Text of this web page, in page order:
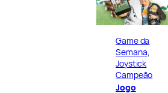
Game da
Semana
Joystick
Campeão
Jogo